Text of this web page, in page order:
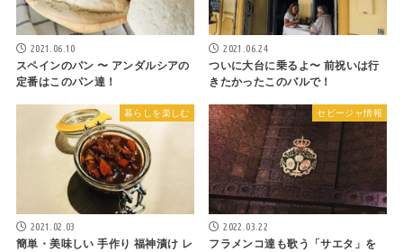
2021.06.10
スペインのパン 〜 アンダルシアの
定番はこのパン達！
2021.06.24
ついに大台に乗るよ〜 前祝いは行
きたかったこのバルで！
暮らしを楽しむ
2021.02.03
簡単・美味しい 手作り 福神漬け レ
セビージャ情報
2022.03.22
フラメンコ達も歌う「サエタ」を